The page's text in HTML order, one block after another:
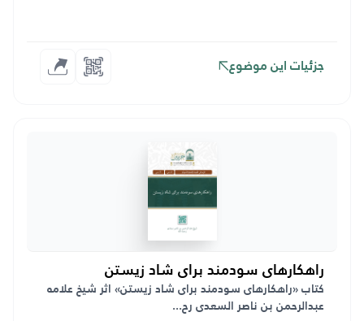
جزئیات این موضوع
راهکارهای سودمند برای شاد زیستن
کتاب «راهکارهای سودمند برای شاد زیستن» اثر شیخ علامه
عبدالرحمن بن ناصر السعدی رح...